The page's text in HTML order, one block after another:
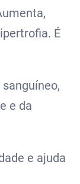
É
e da
e ajuda